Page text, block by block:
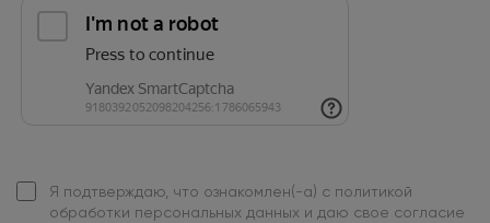
Я подтверждаю, что ознакомлен(-а) с политикой
обработки персональных данных и даю свое согласие